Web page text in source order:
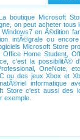
boutique Microsoft
on peut acheter tous
en Ã©dition
intÃ©grale ou
Microsoft Store
Home Student,
c'est la possibilitÃ©
OneNote,
ou des jeux Xbox et
informatique
Store c'est aussi des
exemple.